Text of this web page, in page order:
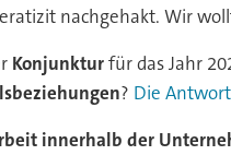
nachgehakt. Wir
Konjunkturfür das Jahr
? Die
innerhalb der